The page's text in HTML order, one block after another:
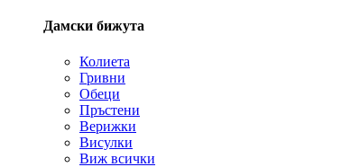
Дамски бижута
Колиета
Гривни
Обеци
Пръстени
Верижки
Висулки
Виж всички